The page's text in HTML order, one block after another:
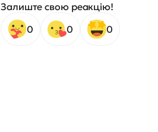
Залиште свою реакцію!
0
0 0